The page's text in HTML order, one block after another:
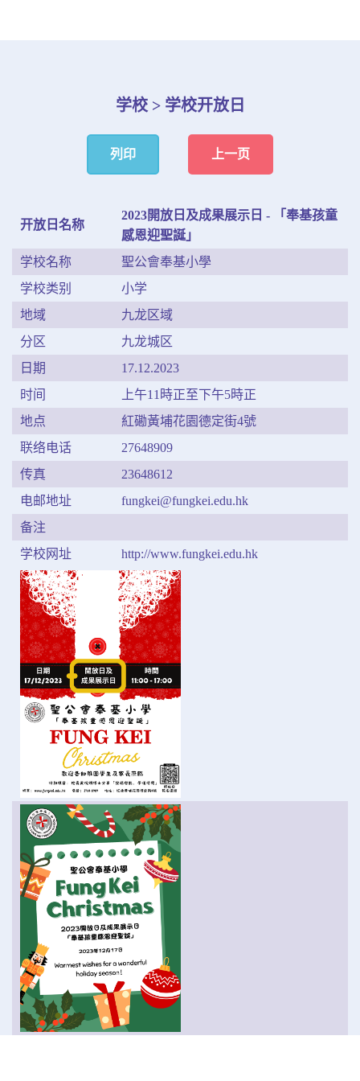
学校 > 学校开放日
列印 上一页
开放日名称
2023開放日及成果展示日 - 「奉基孩童
感恩迎聖誕」
学校名称
聖公會奉基小學
学校类别
小学
地域
九龙区域
分区
九龙城区
日期
17.12.2023
时间
上午11時正至下午5時正
地点
紅磡黃埔花園德定街4號
联络电话
27648909
传真
23648612
电邮地址
fungkei@fungkei.edu.hk
备注
学校网址
http://www.fungkei.edu.hk